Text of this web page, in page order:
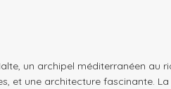
un archipel méditerranéen
et une architecture fascinante.